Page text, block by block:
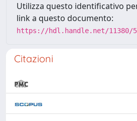
Utilizza questo identificativo
link a questo documento:
https://hdl.handle.net/11380/
Citazioni